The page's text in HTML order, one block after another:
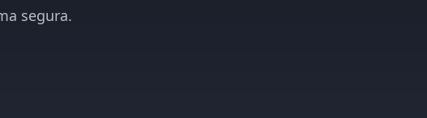
segura.